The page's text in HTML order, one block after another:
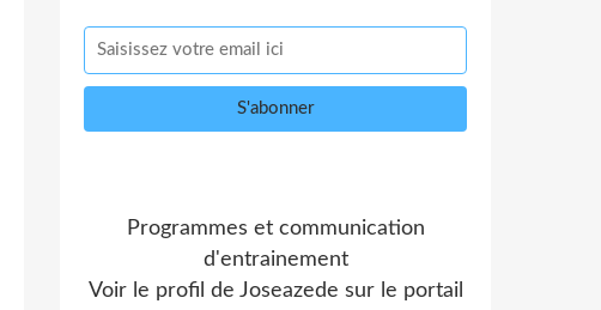
Programmes et communication
d'entrainement
Voir le profil de Joseazede sur le portail